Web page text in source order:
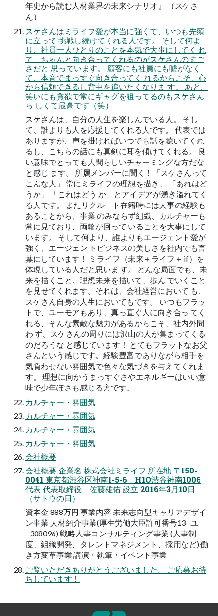
年史から読む人材業界の未来シナリオ』 （スケさ
ん）
スケさんはミライフ愛が本当に強くて、いつも先頭
に立って 挑戦し続けてくれる人です。 そして何よ
り、社員一人ひとりのことを本気で大事にしてく れ
て、ちゃんと向き合ってくれるのがスケさんのすご
さだと 思っています。 顧客にも社員にも嘘がなく
て、本音でまっすぐ向き合ってく れるからこそ、心
から信頼できるし背中を追いたくなりま す。 あと、
笑いにも貪欲で常にギャグを狙ってるのもスケさん
ら しくて最高です（笑）
スケさんは、自分の人生を楽しんでいる人。 そし
て、誰よりも人を応援してくれる人です。 代表では
ありますが、声を掛ければいつでも話を聴いてくれ
るし、こちらの話にも真剣に耳を傾けてくれる。 良
い意味でとっても人間らしいチャーミングな方だな
と感じ ます。 所属メンバーに聞く！「スケさんって
こんな人」 常にミライフの理想を描き、 「あれはど
うか」 「これはどう か」とアイデアが湧き溢れてく
る人です。 またリクルート在籍時には人事の経験も
あることから、事業 のみならず組織、カルチャーも
常に見ており、両輪が回って いることを大事にして
います。 そして何より、誰よりもエージェント愛が
強く、エージェン トビジネスの美しさを社内でも言
葉にしています！ ミライフ（未来＋ライフ＋ if）を
体現している人だと思いま す。 どんな局面でも、未
来を描くこと。理想未来を描いて、歩ん でいくこと
を見せてくれます。それは、会社経営において も、
スケさん自身の人生においてもです。 いつもフラッ
トで、ユーモアもあり、真っ直ぐ人に向き合っ てく
れる、そんな素敵な魅力があるからこそ、社内外問
わ ず、スケさんの周りには沢山の人が集まってくる
のだろうな と感じています！ とてもフラットなお父
さんという感じです。経験豊富でありながら相手を
気負わせない雰囲気で色々な気づきを与えてくれま
す。 理想に向かうまっすぐさやエネルギーはいい意
味で少年ぽさも感じる方です。
カルチャー・雰囲気
カルチャー・雰囲気
カルチャー・雰囲気
カルチャー・雰囲気
会社概要
会社概要 企業名 株式会社ミライフ 所在地 〒150-
0041 東京都渋谷区神南1-5-6 H1O渋谷神南1006
代表 代表取締役 佐藤雄佑 設立 2016年3月10日
（サトウの日）
資本金 888万円 事業内容 未来志向型キャリアデザイ
ン事業 ⼈材紹介事業(厚⽣労働⼤⾂許可番号13−ユ
−308096) 戦略⼈事コンサルティング事業 (⼈事制
度、組織開発、タレントマネジメント、採⽤など) 働
き⽅変⾰事業 講演・執筆・イベント事業
ご覧いただきありがとうございました。 ご応募お待
ちしています！